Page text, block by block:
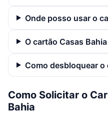
Onde posso usar o
O cartão Casas
Como desbloquear o
Como Solicitar o
Bahia